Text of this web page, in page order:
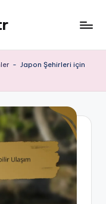
- Japon Şehirleri için